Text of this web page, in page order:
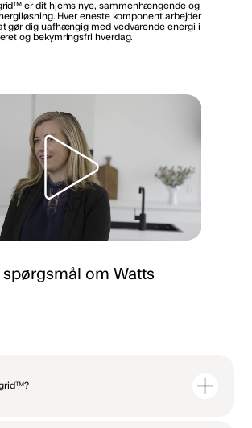
er dit hjems nye, sammenhængende og
Hver eneste komponent arbejder
gør dig uafhængig med vedvarende energi i
og bekymringsfri hverdag.
om Watts